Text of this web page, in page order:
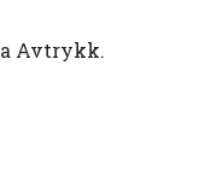
Avtrykk.